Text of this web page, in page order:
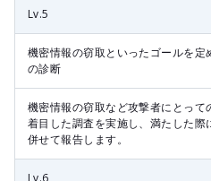
Lv.5
機密情報の窃取といったゴールを
の診断
機密情報の窃取など攻撃者にとって
着目した調査を実施し、満たした
併せて報告します。
Lv.6